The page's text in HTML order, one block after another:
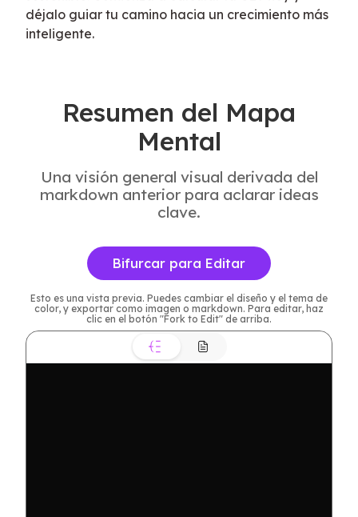
déjalo guiar tu camino hacia un crecimiento más
inteligente.
Resumen del Mapa
Mental
Una visión general visual derivada del
markdown anterior para aclarar ideas
clave.
Bifurcar para Editar
Esto es una vista previa. Puedes cambiar el diseño y el tema de
color, y exportar como imagen o markdown. Para editar, haz
clic en el botón "Fork to Edit" de arriba.